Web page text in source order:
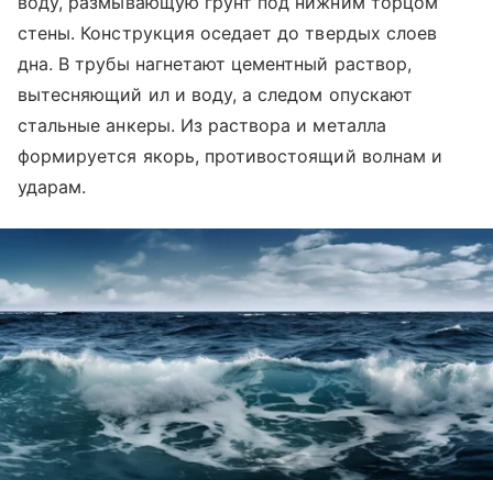
стены. Конструкция оседает до твердых слоев
дна. В трубы нагнетают цементный раствор,
вытесняющий ил и воду, а следом опускают
стальные анкеры. Из раствора и металла
формируется якорь, противостоящий волнам и
ударам.